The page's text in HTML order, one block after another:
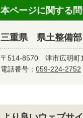
本ページに関する
三重県 県土整備
〒514-8570 津市広明町
電話番号： 059-224-2752